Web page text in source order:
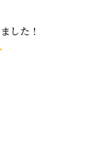
した！